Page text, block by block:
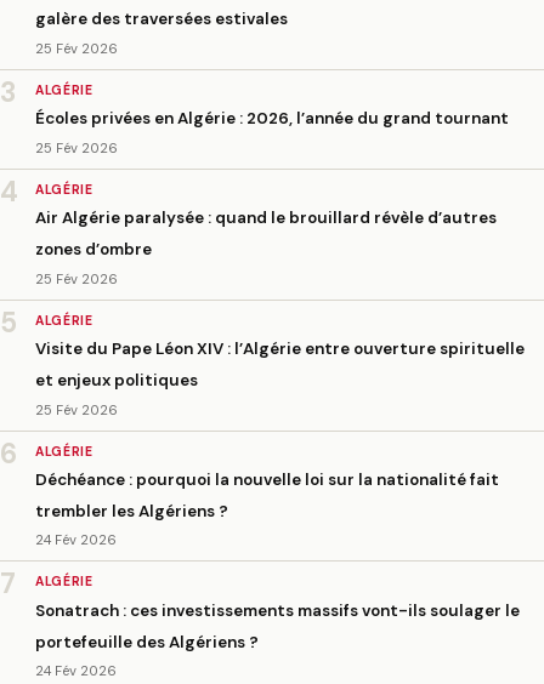
galère des traversées estivales
25 Fév 2026
3 ALGÉRIE
Écoles privées en Algérie : 2026, l’année du grand tournant
25 Fév 2026
4 ALGÉRIE
Air Algérie paralysée : quand le brouillard révèle d’autres
zones d’ombre
25 Fév 2026
5 ALGÉRIE
Visite du Pape Léon XIV : l’Algérie entre ouverture spirituelle
et enjeux politiques
25 Fév 2026
6 ALGÉRIE
Déchéance : pourquoi la nouvelle loi sur la nationalité fait
trembler les Algériens ?
24 Fév 2026
7 ALGÉRIE
Sonatrach : ces investissements massifs vont-ils soulager le
portefeuille des Algériens ?
24 Fév 2026